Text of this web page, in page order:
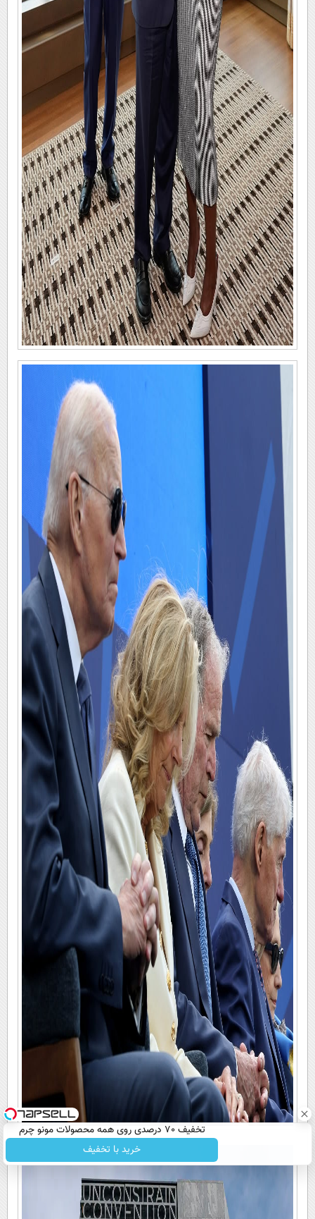
تخفیف 70 درصدی روی همه محصولات مونو چرم
خرید با تخفیف